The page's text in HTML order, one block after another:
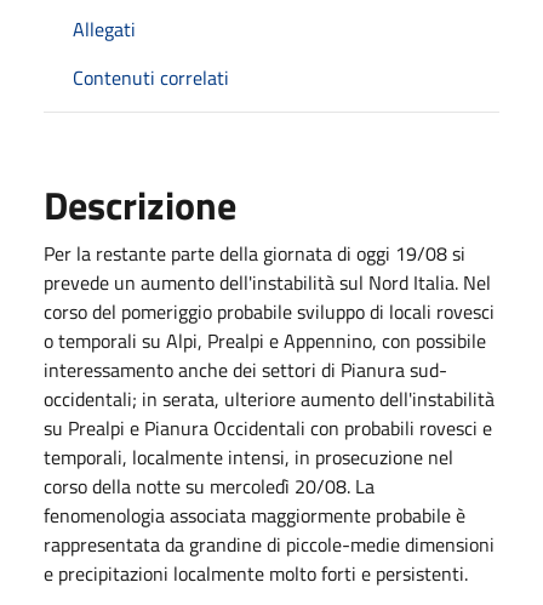
Allegati
Contenuti correlati
Descrizione
Per la restante parte della giornata di oggi 19/08 si
prevede un aumento dell'instabilità sul Nord Italia. Nel
corso del pomeriggio probabile sviluppo di locali rovesci
o temporali su Alpi, Prealpi e Appennino, con possibile
interessamento anche dei settori di Pianura sud-
occidentali; in serata, ulteriore aumento dell'instabilità
su Prealpi e Pianura Occidentali con probabili rovesci e
temporali, localmente intensi, in prosecuzione nel
corso della notte su mercoledì 20/08. La
fenomenologia associata maggiormente probabile è
rappresentata da grandine di piccole-medie dimensioni
e precipitazioni localmente molto forti e persistenti.